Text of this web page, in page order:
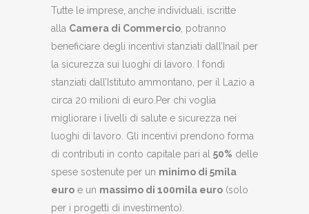
Tutte le imprese, anche individuali, iscritte
alla Camera di Commercio , potranno
beneficiare degli incentivi stanziati dall’Inail per
la sicurezza sui luoghi di lavoro. I fondi
stanziati dall’Istituto ammontano, per il Lazio a
circa 20 milioni di euro.Per chi voglia
migliorare i livelli di salute e sicurezza nei
luoghi di lavoro. Gli incentivi prendono forma
di contributi in conto capitale pari al 50% delle
spese sostenute per un minimo di 5mila
euro e un massimo di 100mila euro (solo
per i progetti di investimento).